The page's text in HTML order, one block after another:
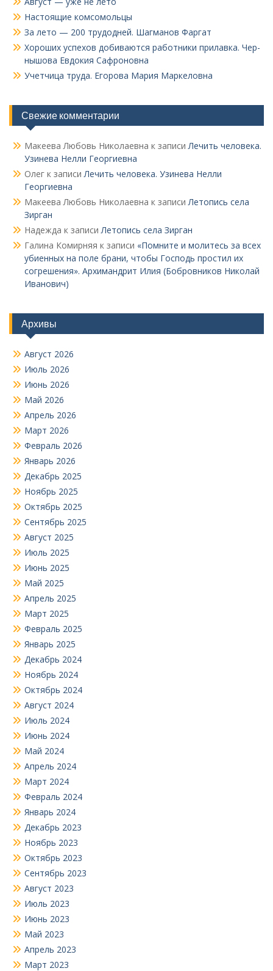
Настоящие комсомольцы
За лето — 200 трудодней. Шагманов Фаргат
Хороших успехов добиваются работники прилавка. Чер­
нышова Евдокия Сафроновна
Учетчица труда. Его­рова Мария Маркеловна
Свежие комментарии
Макеева Любовь Николаевна к записиЛечить человека.
Узинева Нелли Георгиевна
Олег к записиЛечить человека. Узинева Нелли
Георгиевна
Макеева Любовь Николаевна к записиЛетопись села
Зирган
Надежда к записиЛетопись села Зирган
Галина Комирняя к записи «Помните и молитесь за всех
убиенных на поле брани, чтобы Господь простил их
согрешения». Архимандрит Илия (Бобровников Николай
Иванович)
Архивы
Август 2026
Июль 2026
Июнь 2026
Май 2026
Апрель 2026
Март 2026
Февраль 2026
Январь 2026
Декабрь 2025
Ноябрь 2025
Октябрь 2025
Сентябрь 2025
Август 2025
Июль 2025
Июнь 2025
Май 2025
Апрель 2025
Март 2025
Февраль 2025
Январь 2025
Декабрь 2024
Ноябрь 2024
Октябрь 2024
Август 2024
Июль 2024
Июнь 2024
Май 2024
Апрель 2024
Март 2024
Февраль 2024
Январь 2024
Декабрь 2023
Ноябрь 2023
Октябрь 2023
Сентябрь 2023
Август 2023
Июль 2023
Июнь 2023
Май 2023
Апрель 2023
Март 2023